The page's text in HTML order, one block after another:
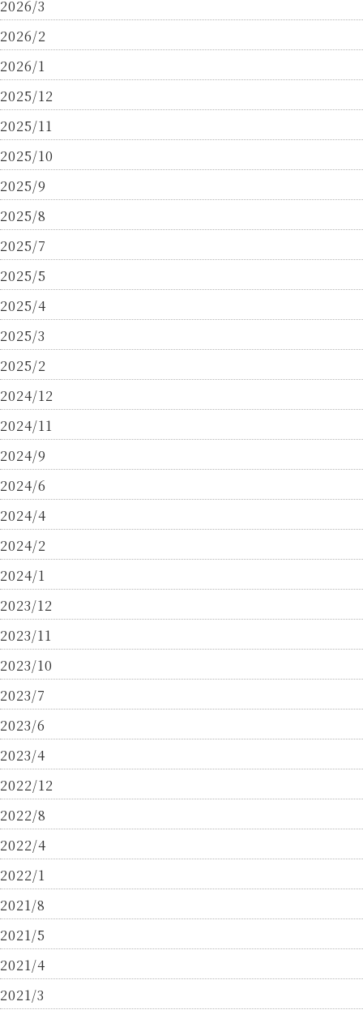
2026/3
2026/2
2026/1
2025/12
2025/11
2025/10
2025/9
2025/8
2025/7
2025/5
2025/4
2025/3
2025/2
2024/12
2024/11
2024/9
2024/6
2024/4
2024/2
2024/1
2023/12
2023/11
2023/10
2023/7
2023/6
2023/4
2022/12
2022/8
2022/4
2022/1
2021/8
2021/5
2021/4
2021/3